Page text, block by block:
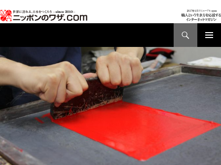
ニュー
テ
ツ
ス
キ
ッ
プ